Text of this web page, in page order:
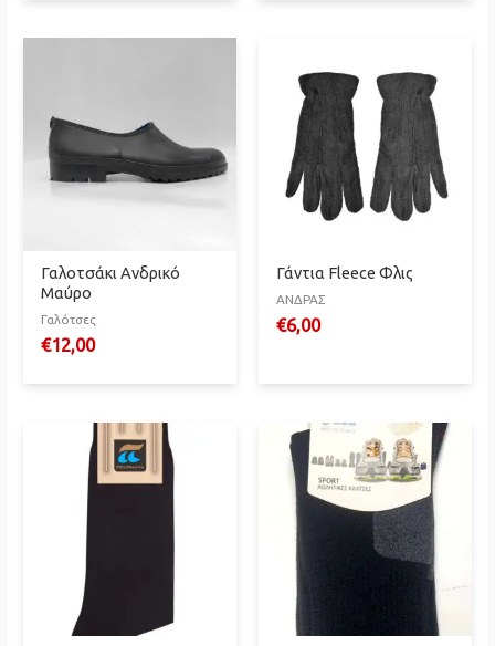
Γαλοτσάκι Ανδρικό
Μαύρο
Γαλότσες
€12,00
Γάντια Fleece Φλις
ΑΝΔΡΑΣ
€6,00